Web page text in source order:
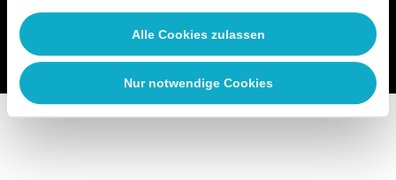
Alle Cookies zulassen
Nur notwendige Cookies
Datenschutzhinweis Kunden